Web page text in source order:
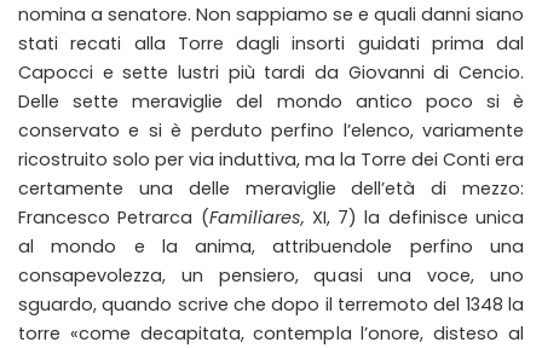
nomina a senatore. Non sappiamo se e quali danni siano
stati recati alla Torre dagli insorti guidati prima dal
Capocci e sette lustri più tardi da Giovanni di Cencio.
Delle sette meraviglie del mondo antico poco si è
conservato e si è perduto perfino l’elenco, variamente
ricostruito solo per via induttiva, ma la Torre dei Conti era
certamente una delle meraviglie dell’età di mezzo:
Francesco Petrarca (Familiares, XI, 7) la definisce unica
al mondo e la anima, attribuendole perfino una
consapevolezza, un pensiero, quasi una voce, uno
sguardo, quando scrive che dopo il terremoto del 1348 la
torre «come decapitata, contempla l’onore, disteso al